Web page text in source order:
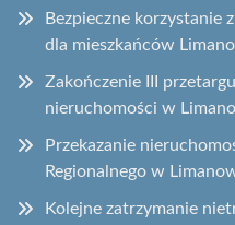
Bezpieczne korzystanie
dla mieszkańców
Zakończenie III
nieruchomości w
Przekazanie
Regionalnego w
Kolejne zatrzymanie